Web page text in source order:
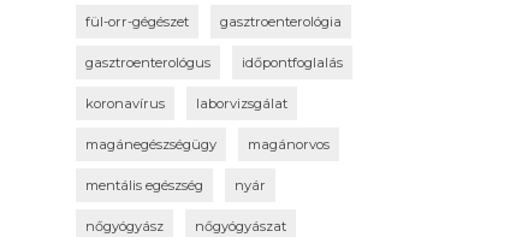
fül-orr-gégészet gasztroenterológia
gasztroenterológus időpontfoglalás
koronavírus laborvizsgálat
magánegészségügy magánorvos
mentális egészség nyár
nőgyógyász nőgyógyászat